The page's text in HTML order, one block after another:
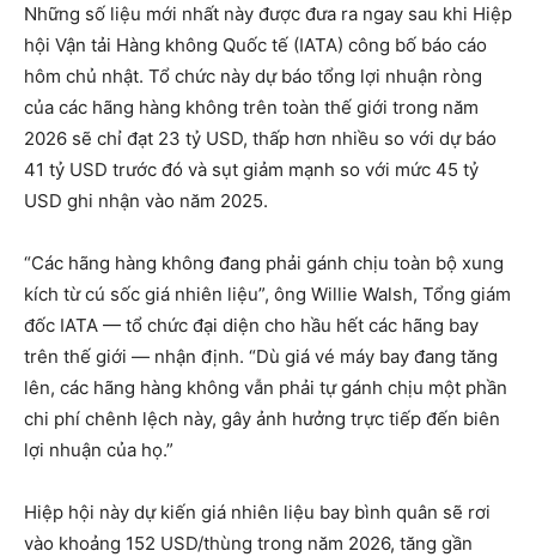
Những số liệu mới nhất này được đưa ra ngay sau khi Hiệp
hội Vận tải Hàng không Quốc tế (IATA) công bố báo cáo
hôm chủ nhật. Tổ chức này dự báo tổng lợi nhuận ròng
của các hãng hàng không trên toàn thế giới trong năm
2026 sẽ chỉ đạt 23 tỷ USD, thấp hơn nhiều so với dự báo
41 tỷ USD trước đó và sụt giảm mạnh so với mức 45 tỷ
USD ghi nhận vào năm 2025.
“Các hãng hàng không đang phải gánh chịu toàn bộ xung
kích từ cú sốc giá nhiên liệu”, ông Willie Walsh, Tổng giám
đốc IATA — tổ chức đại diện cho hầu hết các hãng bay
trên thế giới — nhận định. “Dù giá vé máy bay đang tăng
lên, các hãng hàng không vẫn phải tự gánh chịu một phần
chi phí chênh lệch này, gây ảnh hưởng trực tiếp đến biên
lợi nhuận của họ.”
Hiệp hội này dự kiến giá nhiên liệu bay bình quân sẽ rơi
vào khoảng 152 USD/thùng trong năm 2026, tăng gần